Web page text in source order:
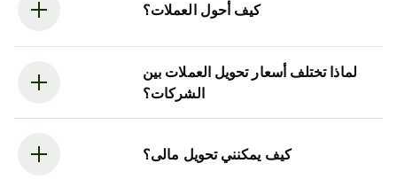
كيف أحول العملات؟
لماذا تختلف أسعار تحويل العملات بين
الشركات؟
كيف يمكنني تحويل مالى؟